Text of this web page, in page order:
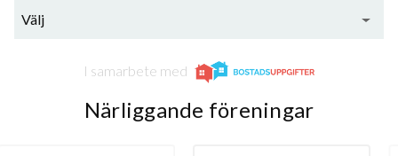
Välj
I samarbete med
Närliggande föreningar